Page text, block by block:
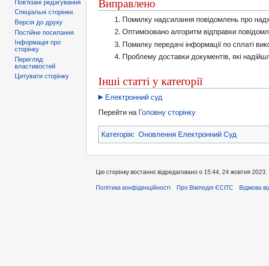
Помилку надсилання повідомлень про
Оптимізовано алгоритм відправки
Помилку передачі інформації по сплаті
Проблему доставки документів, які
Інші статті у категорії
Електронний суд
Перейти на Головну сторінку
Категорія: Оновлення Електронний Суд
Пов'язані редагування
Спеціальні сторінки
Версія до друку
Постійне посилання
Інформація про
сторінку
Перегляд
властивостей
Цитувати сторінку
Цю сторінку востаннє відредаговано о 15:44, 24 жовтня 2023.
Політика конфіденційності Про Вікіпедія ЄСІТС Відмова